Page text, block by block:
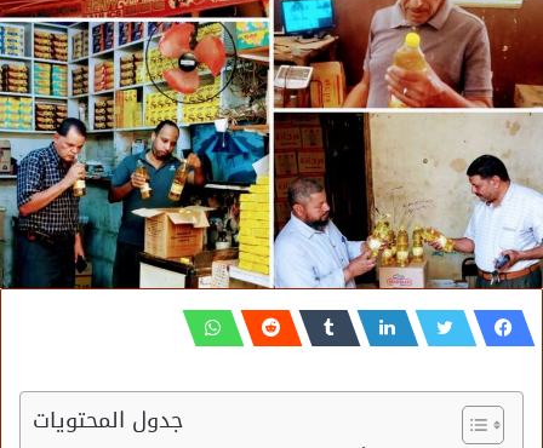
جدول المحتويات